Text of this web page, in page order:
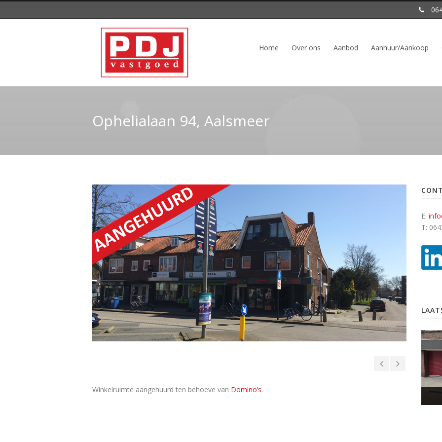
Home Over ons Aanbod Aanhuur/Aankoop
Ophelialaan 94, Aalsmeer
Winkelruimte aangehuurd ten behoeve van Domino’s.
E:
T: